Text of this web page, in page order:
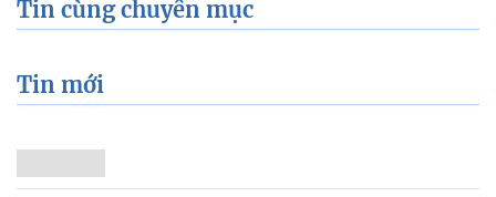
Tin cùng chuyên mục
Tin mới